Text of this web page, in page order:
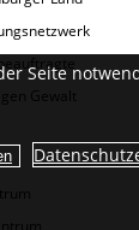
Gewalt
Seite